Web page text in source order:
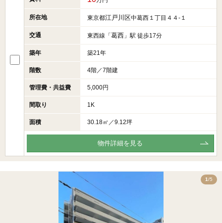
所在地 東京都江戸川区中葛西１丁目４４-１
交通 東西線「 葛西 」駅 徒歩17分
築年 築21年
階数 4階／7階建
管理費・共益費 5,000円
間取り 1K
面積 30.18㎡／9.12坪
物件詳細を見る
1/5